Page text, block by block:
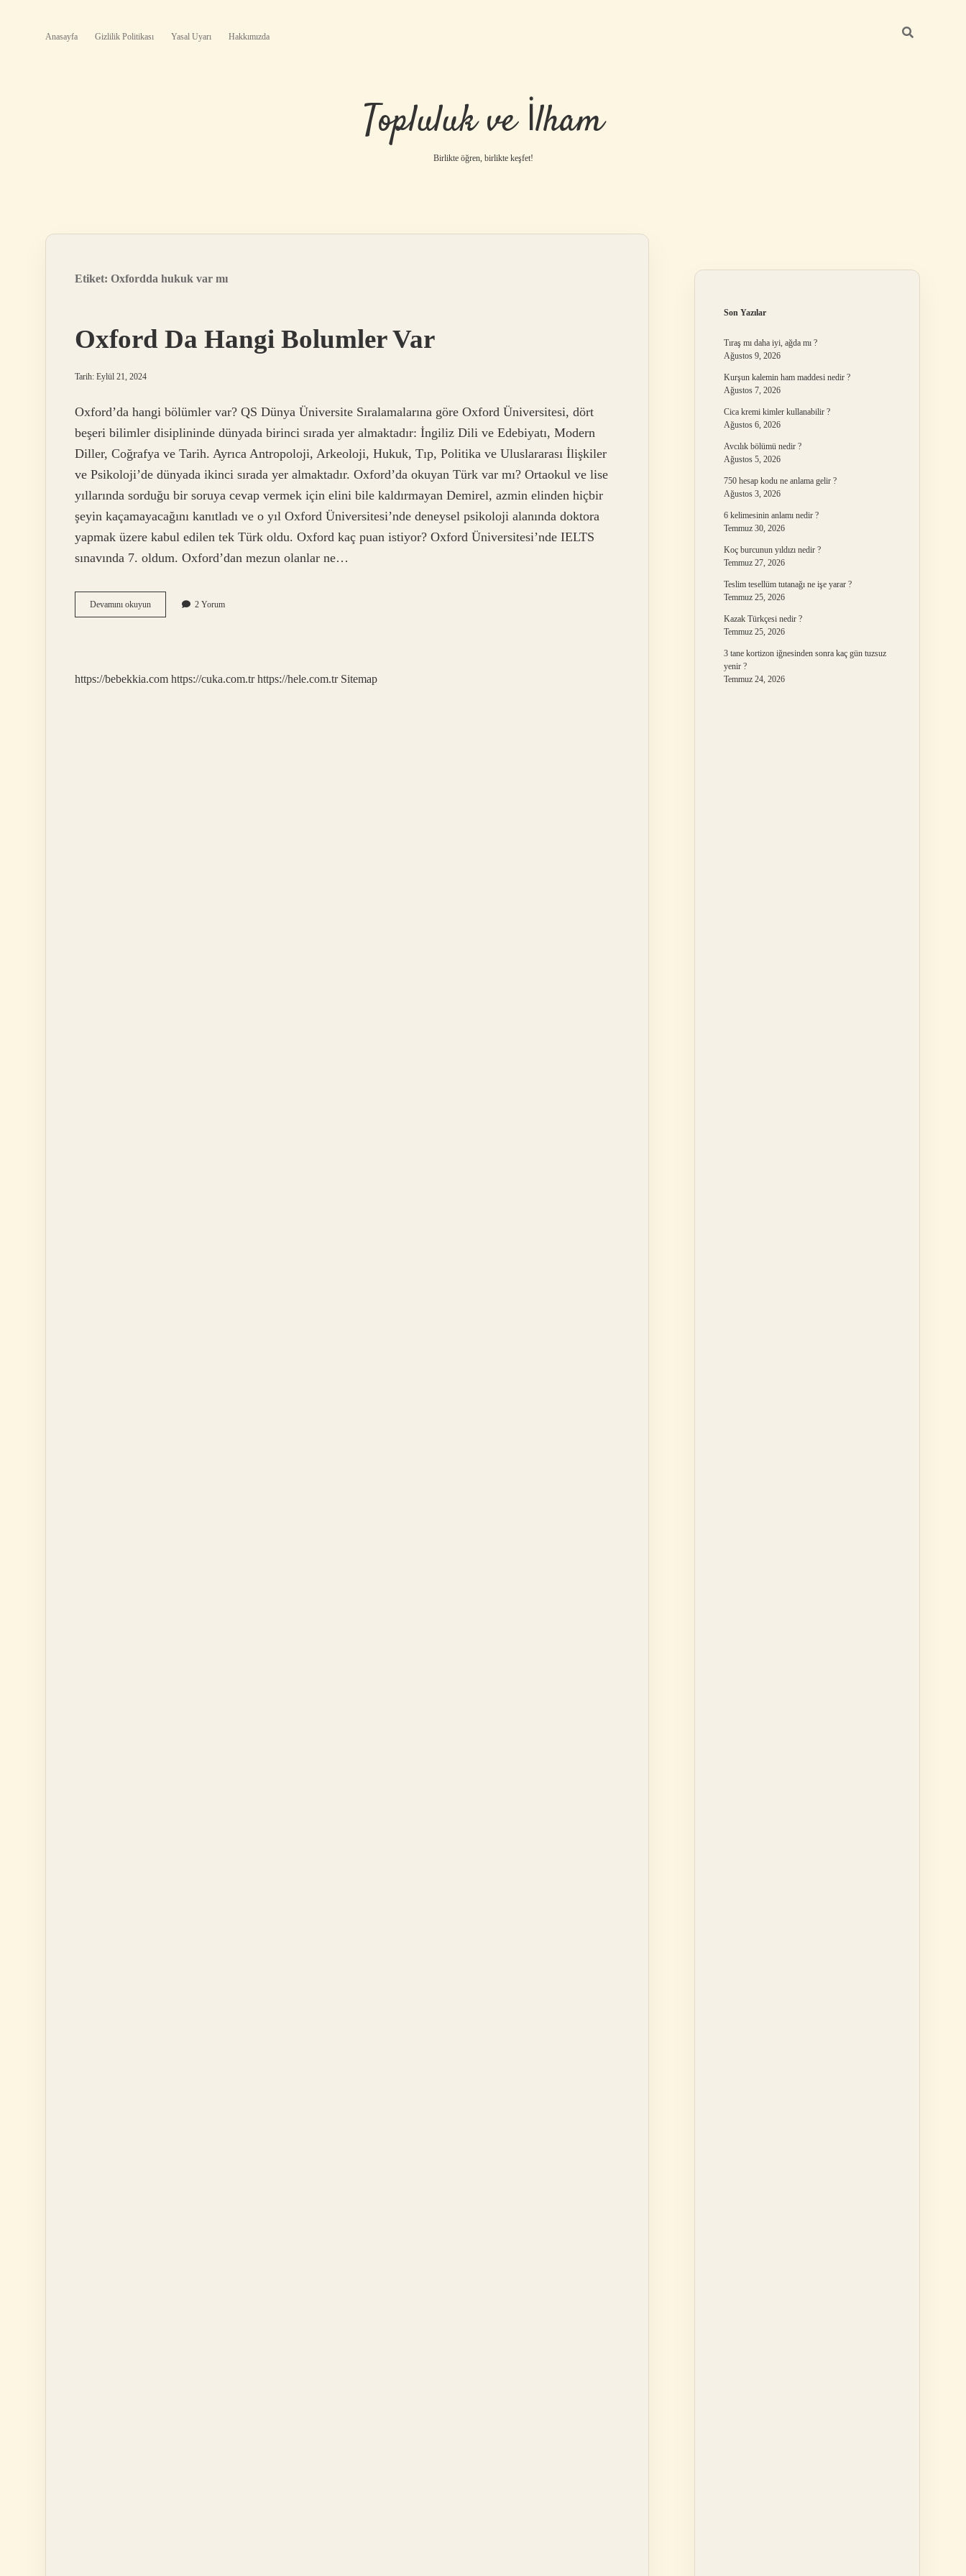
Anasayfa Gizlilik Politikası Yasal Uyarı Hakkımızda
Topluluk ve İlham
Birlikte öğren, birlikte keşfet!
Etiket: Oxfordda hukuk var mı
Oxford Da Hangi Bolumler Var
Tarih: Eylül 21, 2024
Oxford’da hangi bölümler var? QS Dünya Üniversite Sıralamalarına göre Oxford Üniversitesi, dört
beşeri bilimler disiplininde dünyada birinci sırada yer almaktadır: İngiliz Dili ve Edebiyatı, Modern
Diller, Coğrafya ve Tarih. Ayrıca Antropoloji, Arkeoloji, Hukuk, Tıp, Politika ve Uluslararası İlişkiler
ve Psikoloji’de dünyada ikinci sırada yer almaktadır. Oxford’da okuyan Türk var mı? Ortaokul ve lise
yıllarında sorduğu bir soruya cevap vermek için elini bile kaldırmayan Demirel, azmin elinden hiçbir
şeyin kaçamayacağını kanıtladı ve o yıl Oxford Üniversitesi’nde deneysel psikoloji alanında doktora
yapmak üzere kabul edilen tek Türk oldu. Oxford kaç puan istiyor? Oxford Üniversitesi’nde IELTS
sınavında 7. oldum. Oxford’dan mezun olanlar ne…
Devamını okuyunOxford
Da
2 Yorum
https://bebekkia.com https://cuka.com.tr https://hele.com.tr Sitemap
Son Yazılar
Tıraş mı daha iyi, ağda mı ?
Ağustos 9, 2026
Kurşun kalemin ham maddesi nedir ?
Ağustos 7, 2026
Cica kremi kimler kullanabilir ?
Ağustos 6, 2026
Avcılık bölümü nedir ?
Ağustos 5, 2026
750 hesap kodu ne anlama gelir ?
Ağustos 3, 2026
6 kelimesinin anlamı nedir ?
Temmuz 30, 2026
Koç burcunun yıldızı nedir ?
Temmuz 27, 2026
Teslim tesellüm tutanağı ne işe yarar ?
Temmuz 25, 2026
Kazak Türkçesi nedir ?
Temmuz 25, 2026
3 tane kortizon iğnesinden sonra kaç gün tuzsuz
yenir ?
Temmuz 24, 2026